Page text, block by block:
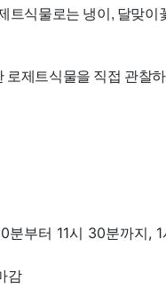
식물로는 냉이, 달맞이
제트식물을 직접 관찰
부터 11시 30분까지, 1
감